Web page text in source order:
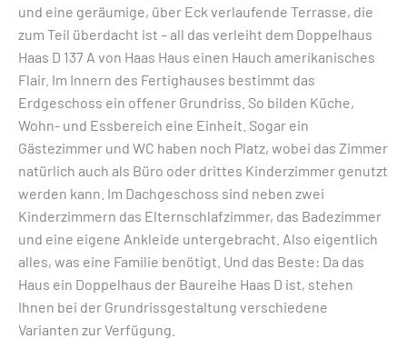
und eine geräumige, über Eck verlaufende Terrasse, die
zum Teil überdacht ist – all das verleiht dem Doppelhaus
Haas D 137 A von Haas Haus einen Hauch amerikanisches
Flair. Im Innern des Fertighauses bestimmt das
Erdgeschoss ein offener Grundriss. So bilden Küche,
Wohn- und Essbereich eine Einheit. Sogar ein
Gästezimmer und WC haben noch Platz, wobei das Zimmer
natürlich auch als Büro oder drittes Kinderzimmer genutzt
werden kann. Im Dachgeschoss sind neben zwei
Kinderzimmern das Elternschlafzimmer, das Badezimmer
und eine eigene Ankleide untergebracht. Also eigentlich
alles, was eine Familie benötigt. Und das Beste: Da das
Haus ein Doppelhaus der Baureihe Haas D ist, stehen
Ihnen bei der Grundrissgestaltung verschiedene
Varianten zur Verfügung.